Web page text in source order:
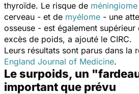
thyroïde. Le risque de méningiome
cerveau - et de myélome - une
osseuse - est également
excès de poids, a ajouté le CIRC.
Leurs résultats sont parus dans la
England Journal of Medicine.
Le surpoids, un
important que prévu